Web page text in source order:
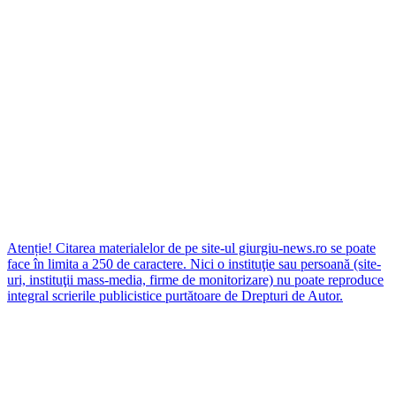
Atenție! Citarea materialelor de pe site-ul giurgiu-news.ro se poate
face în limita a 250 de caractere. Nici o instituţie sau persoană (site-
uri, instituţii mass-media, firme de monitorizare) nu poate reproduce
integral scrierile publicistice purtătoare de Drepturi de Autor.